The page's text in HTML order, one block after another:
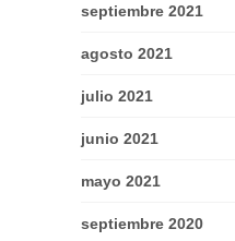
septiembre 2021
agosto 2021
julio 2021
junio 2021
mayo 2021
septiembre 2020